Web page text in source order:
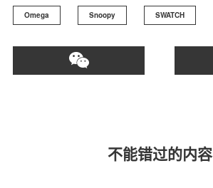
Omega Snoopy SWATCH
不能错过的内容